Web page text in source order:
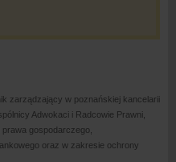
zarządzający w poznańskiej kancelarii
Adwokaci i Radcowie Prawni,
gospodarczego,
oraz w zakresie ochrony